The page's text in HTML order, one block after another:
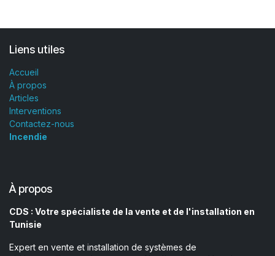
Liens utiles
Accueil
À propos
Articles
Interventions
Contactez-nous
Incendie
À propos
CDS : Votre spécialiste de la vente et de l'installation en
Tunisie
Expert en vente et installation de systèmes de